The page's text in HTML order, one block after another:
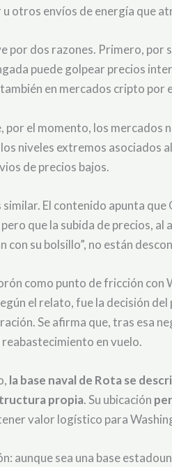
otros envíos de energía que
por dos razones. Primero,
puede golpear precios
en mercados cripto por
por el momento, los mercados
niveles extremos asociados
de precios bajos.
El contenido apunta
que la subida de precios,
con su bolsillo”, no están
como punto de fricción con
el relato, fue la decisión
Se afirma que, tras esa
en vuelo.
la base naval de Rota se
propia. Su ubicación
valor logístico para
aunque sea una base